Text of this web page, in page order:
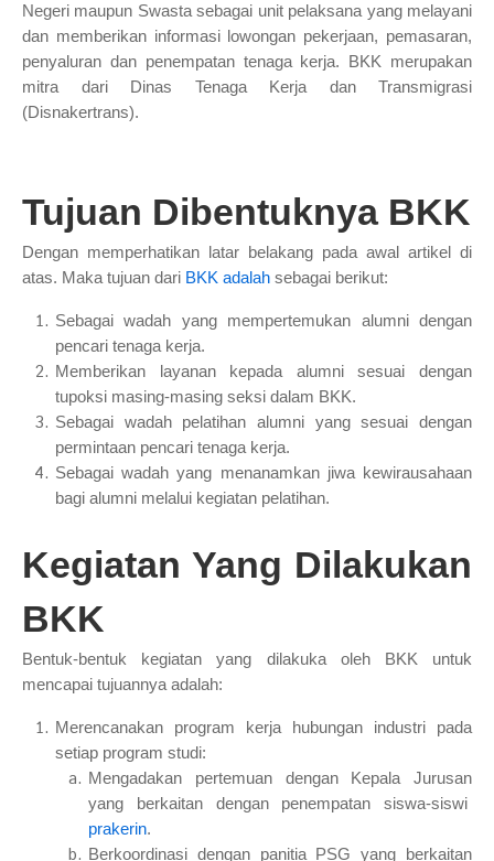
Negeri maupun Swasta sebagai unit pelaksana yang melayani
dan memberikan informasi lowongan pekerjaan, pemasaran,
penyaluran dan penempatan tenaga kerja. BKK merupakan
mitra dari Dinas Tenaga Kerja dan Transmigrasi
(Disnakertrans).
Tujuan Dibentuknya BKK
Dengan memperhatikan latar belakang pada awal artikel di
atas. Maka tujuan dari BKK adalah sebagai berikut:
Sebagai wadah yang mempertemukan alumni dengan
pencari tenaga kerja.
Memberikan layanan kepada alumni sesuai dengan
tupoksi masing-masing seksi dalam BKK.
Sebagai wadah pelatihan alumni yang sesuai dengan
permintaan pencari tenaga kerja.
Sebagai wadah yang menanamkan jiwa kewirausahaan
bagi alumni melalui kegiatan pelatihan.
Kegiatan Yang Dilakukan
BKK
Bentuk-bentuk kegiatan yang dilakuka oleh BKK untuk
mencapai tujuannya adalah:
Merencanakan program kerja hubungan industri pada
setiap program studi:
Mengadakan pertemuan dengan Kepala Jurusan
yang berkaitan dengan penempatan siswa-siswi
prakerin.
Berkoordinasi dengan panitia PSG yang berkaitan